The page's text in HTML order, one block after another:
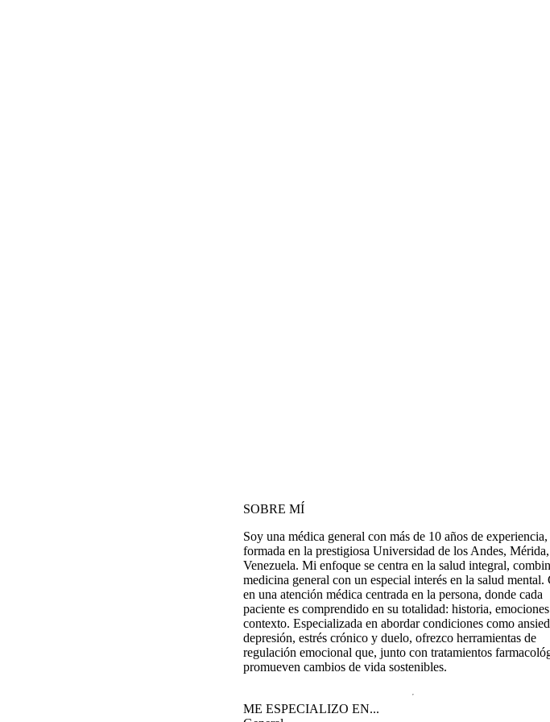
SOBRE MÍ
Soy una médica general con más de 10 años de experiencia,
formada en la prestigiosa Universidad de los Andes, Mérida,
Venezuela. Mi enfoque se centra en la salud integral,
medicina general con un especial interés en la salud mental.
en una atención médica centrada en la persona, donde cada
paciente es comprendido en su totalidad: historia,
contexto. Especializada en abordar condiciones como
depresión, estrés crónico y duelo, ofrezco herramientas de
regulación emocional que, junto con tratamientos
promueven cambios de vida sostenibles.
ME ESPECIALIZO EN...